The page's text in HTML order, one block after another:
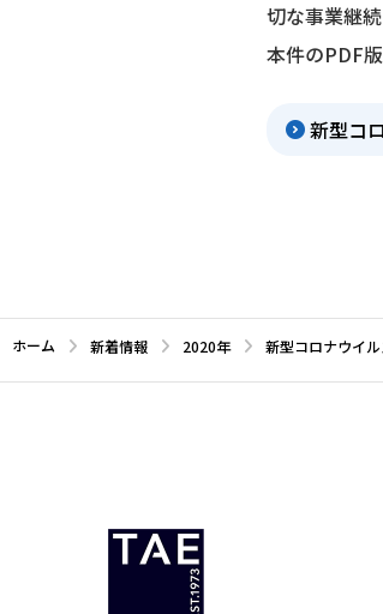
切な事業継
本件のPDF
新型コ
ホーム 新着情報 2020年 新型コロナウイ